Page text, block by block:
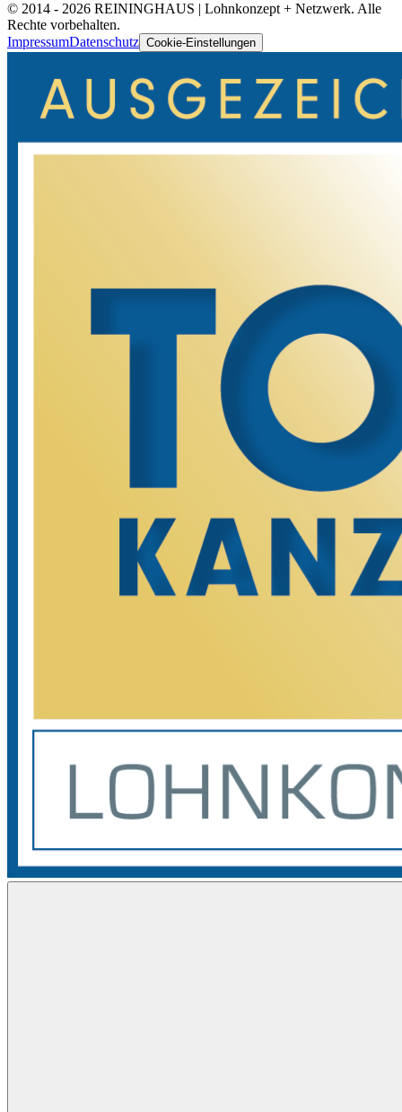
© 2014 - 2026 REININGHAUS | Lohnkonzept + Netzwerk. Alle
Rechte vorbehalten.
ImpressumDatenschutz Cookie-Einstellungen